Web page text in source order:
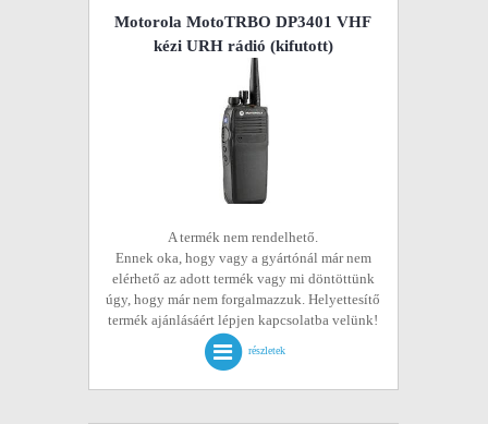
Motorola MotoTRBO DP3401 VHF
kézi URH rádió (kifutott)
A termék nem rendelhető.
Ennek oka, hogy vagy a gyártónál már nem
elérhető az adott termék vagy mi döntöttünk
úgy, hogy már nem forgalmazzuk. Helyettesítő
termék ajánlásáért lépjen kapcsolatba velünk!
részletek